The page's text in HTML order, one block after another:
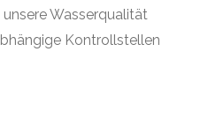
Wasserqualität
Kontrollstellen